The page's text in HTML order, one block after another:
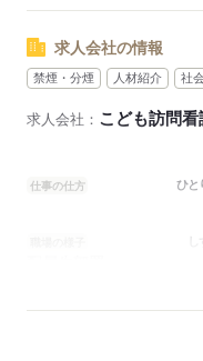
求人会社の情報
禁煙・分煙 人材紹介 社
求人会社： こども訪問
仕事の仕方 ひと